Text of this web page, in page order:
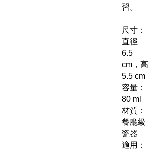
習。
尺寸：
直徑
6.5
cm，高
5.5 cm
容量：
80 ml
材質：
餐廳級
瓷器
適用：